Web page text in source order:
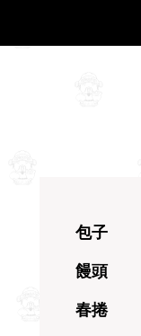
包子
饅頭
春捲